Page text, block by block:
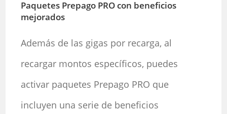
Paquetes Prepago PRO con beneficios
mejorados
Además de las gigas por recarga, al
recargar montos específicos, puedes
activar paquetes Prepago PRO que
incluyen una serie de beneficios